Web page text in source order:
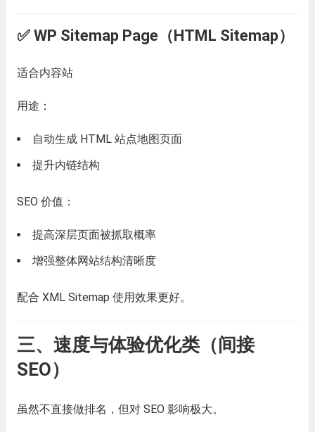
✅ WP Sitemap Page（HTML Sitemap）
适合内容站
用途：
自动生成 HTML 站点地图页面
提升内链结构
SEO 价值：
提高深层页面被抓取概率
增强整体网站结构清晰度
配合 XML Sitemap 使用效果更好。
三、速度与体验优化类（间接
SEO）
虽然不直接做排名，但对 SEO 影响极大。